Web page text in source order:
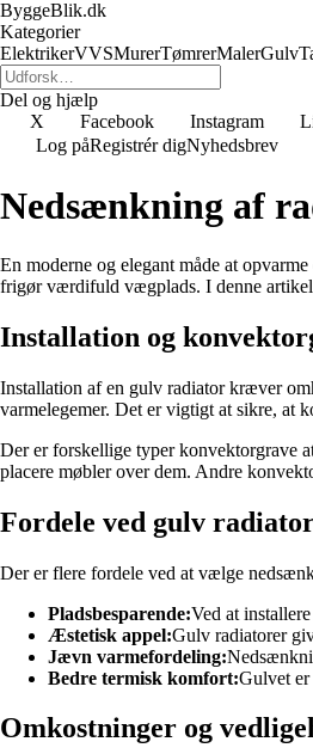
ByggeBlik.dk
Kategorier
ElektrikerVVSMurerTømrerMalerGulv
Del og hjælp
X
Facebook Instagram
Log påRegistrér digNyhedsbrev
Nedsænkning af
En moderne og elegant måde at
frigør værdifuld vægplads. I denne
Installation og
Installation af en gulv radiator kræver
varmelegemer. Det er vigtigt at sikre, at
Der er forskellige typer konvektorgrave
placere møbler over dem. Andre
Fordele ved gulv
Der er flere fordele ved at vælge
Pladsbesparende:Ved at
Æstetisk appel:Gulv radiatorer
Jævn varmefordeling:
Bedre termisk komfort:Gulvet er
Omkostninger og